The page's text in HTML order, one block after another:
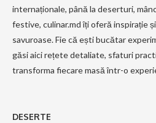
internaționale, până la deserturi,
festive, culinar.md îți oferă inspirație
savuroase. Fie că ești bucătar
găsi aici rețete detaliate, sfaturi
transforma fiecare masă într-o
DESERTE